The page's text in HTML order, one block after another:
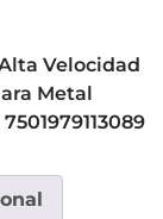
Velocidad
Metal
7501979113089